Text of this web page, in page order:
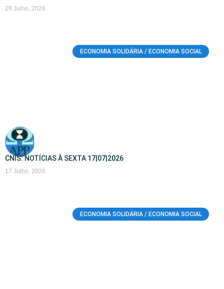
29 Julho, 2026
ECONOMIA SOLIDÁRIA / ECONOMIA SOCIAL
CNIS: NOTÍCIAS À SEXTA 17|07|2026
17 Julho, 2026
ECONOMIA SOLIDÁRIA / ECONOMIA SOCIAL